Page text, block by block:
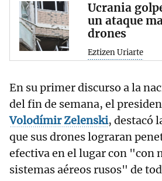
Ucrania
un ataque
drones
Eztizen Uriarte
En su primer discurso a la
del fin de semana, el
Volodímir Zelenski, destacó
que sus drones lograran
efectiva en el lugar con "con
sistemas aéreos rusos" de